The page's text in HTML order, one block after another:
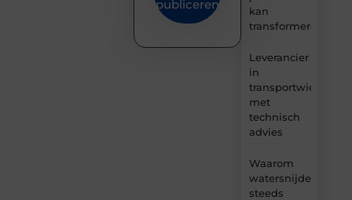
kan
transformeren
Leverancier
in
transportwielen
met
technisch
advies
Waarom
watersnijden
steeds
publiceren